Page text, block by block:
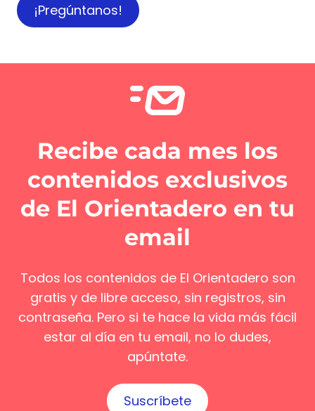
¡Pregúntanos!
Recibe cada mes los
contenidos exclusivos
de El Orientadero en tu
email
Todos los contenidos de El Orientadero son
gratis y de libre acceso, sin registros, sin
contraseña. Pero si te hace la vida más fácil
estar al día en tu email, no lo dudes,
apúntate.
Suscríbete